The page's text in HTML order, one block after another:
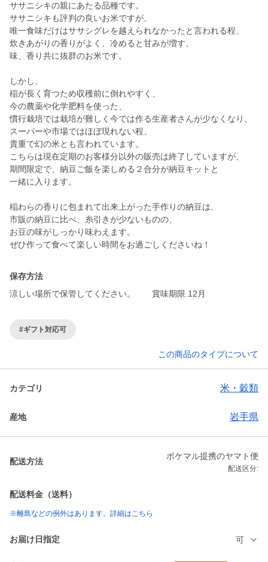
ササニシキの親にあたる品種です。
ササニシキも評判の良いお米ですが、
唯一食味だけはササシグレを越えられなかったと言われる程、
炊きあがりの香りがよく、冷めると甘みが増す、
味、香り共に抜群のお米です。
しかし、
稲が長く育つため収穫前に倒れやすく、
今の農薬や化学肥料を使った、
慣行栽培では栽培が難しく今では作る生産者さんが少なくなり、
スーパーや市場ではほぼ現れない程、
貴重で幻の米とも言われています。
こちらは現在定期のお客様分以外の販売は終了していますが、
期間限定で、納豆ご飯を楽しめる２合分が納豆キットと
一緒に入ります。
稲わらの香りに包まれて出来上がった手作りの納豆は、
市販の納豆に比べ、糸引きが少ないものの、
お豆の味がしっかり味わえます。
ぜひ作って食べて楽しい時間をお過ごしくださいね！
保存方法
涼しい場所で保管してください。 賞味期限.12月
#ギフト対応可
この商品のタイプについて
カテゴリ 米・穀類
産地 岩手県
配送方法
ポケマル提携のヤマト便
配送区分:
配送料金（送料）
※離島などの例外はあります。詳細はこちら
お届け日指定 可